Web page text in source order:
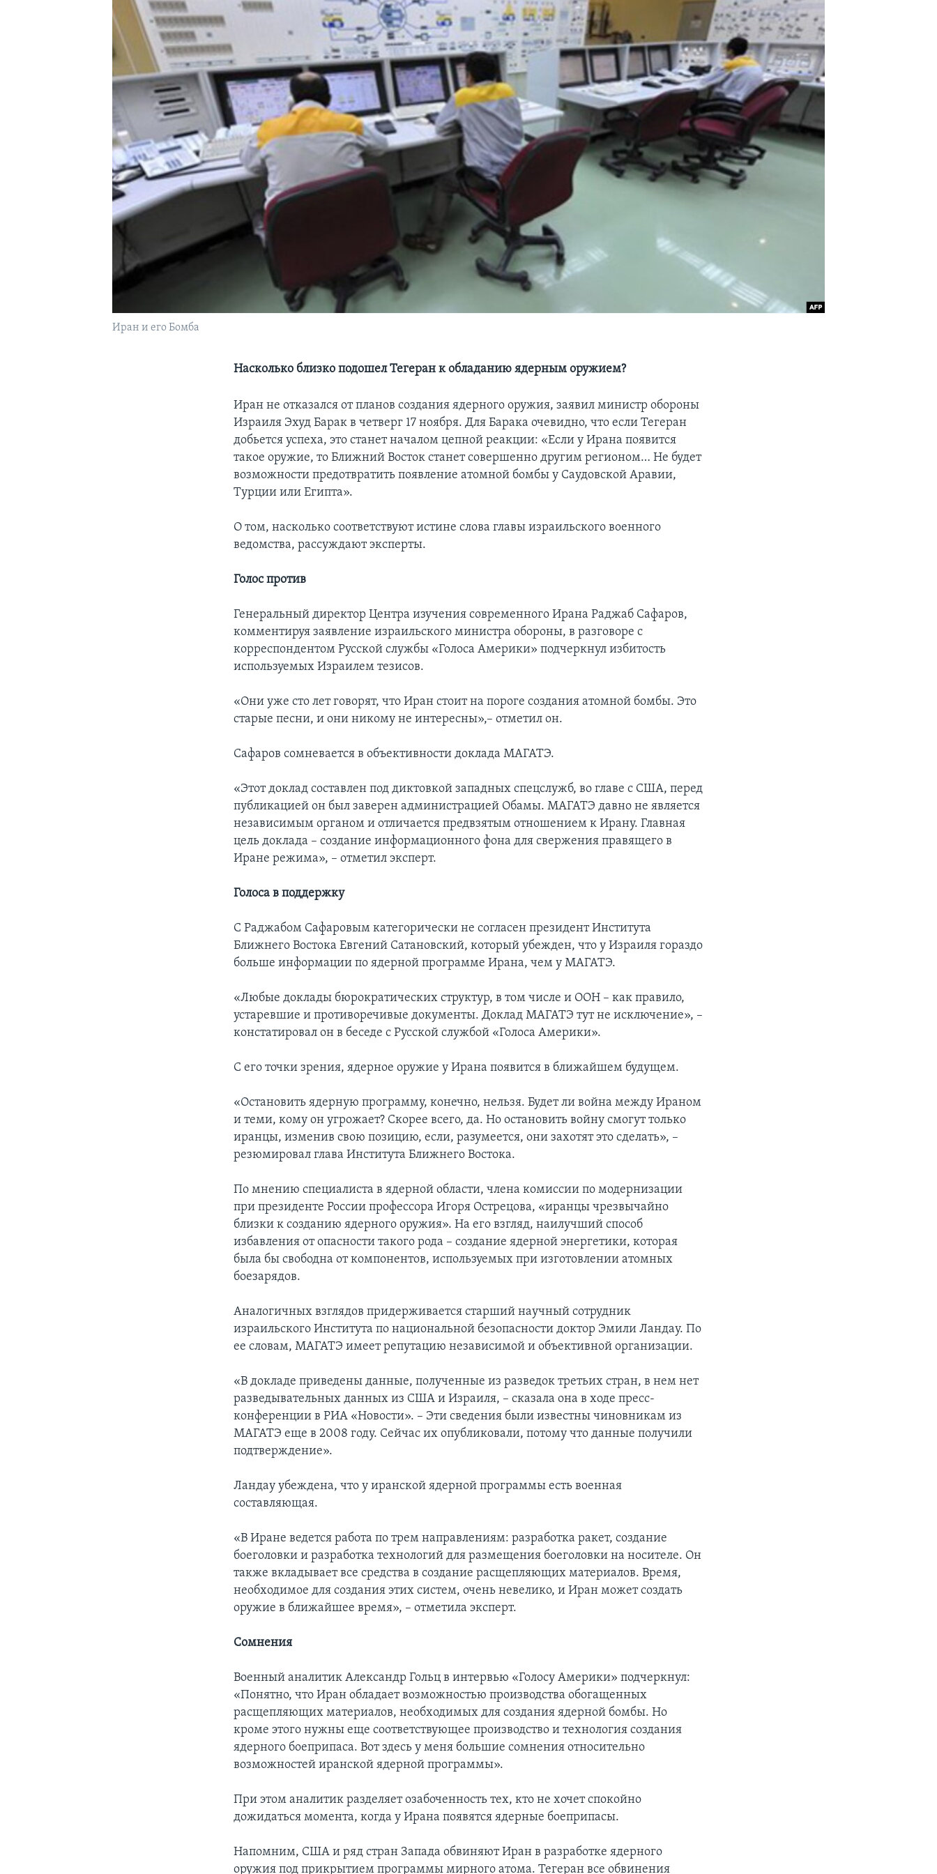
Иран и его Бомба
Насколько близко подошел Тегеран к обладанию ядерным оружием?
Иран не отказался от планов создания ядерного оружия, заявил министр обороны
Израиля Эхуд Барак в четверг 17 ноября. Для Барака очевидно, что если Тегеран
добьется успеха, это станет началом цепной реакции: «Если у Ирана появится
такое оружие, то Ближний Восток станет совершенно другим регионом… Не будет
возможности предотвратить появление атомной бомбы у Саудовской Аравии,
Турции или Египта».
О том, насколько соответствуют истине слова главы израильского военного
ведомства, рассуждают эксперты.
Голос против
Генеральный директор Центра изучения современного Ирана Раджаб Сафаров,
комментируя заявление израильского министра обороны, в разговоре с
корреспондентом Русской службы «Голоса Америки» подчеркнул избитость
используемых Израилем тезисов.
«Они уже сто лет говорят, что Иран стоит на пороге создания атомной бомбы. Это
старые песни, и они никому не интересны»,– отметил он.
Сафаров сомневается в объективности доклада МАГАТЭ.
«Этот доклад составлен под диктовкой западных спецслужб, во главе с США, перед
публикацией он был заверен администрацией Обамы. МАГАТЭ давно не является
независимым органом и отличается предвзятым отношением к Ирану. Главная
цель доклада – создание информационного фона для свержения правящего в
Иране режима», – отметил эксперт.
Голоса в поддержку
С Раджабом Сафаровым категорически не согласен президент Института
Ближнего Востока Евгений Сатановский, который убежден, что у Израиля гораздо
больше информации по ядерной программе Ирана, чем у МАГАТЭ.
«Любые доклады бюрократических структур, в том числе и ООН – как правило,
устаревшие и противоречивые документы. Доклад МАГАТЭ тут не исключение», –
констатировал он в беседе с Русской службой «Голоса Америки».
С его точки зрения, ядерное оружие у Ирана появится в ближайшем будущем.
«Остановить ядерную программу, конечно, нельзя. Будет ли война между Ираном
и теми, кому он угрожает? Скорее всего, да. Но остановить войну смогут только
иранцы, изменив свою позицию, если, разумеется, они захотят это сделать», –
резюмировал глава Института Ближнего Востока.
По мнению специалиста в ядерной области, члена комиссии по модернизации
при президенте России профессора Игоря Острецова, «иранцы чрезвычайно
близки к созданию ядерного оружия». На его взгляд, наилучший способ
избавления от опасности такого рода – создание ядерной энергетики, которая
была бы свободна от компонентов, используемых при изготовлении атомных
боезарядов.
Аналогичных взглядов придерживается старший научный сотрудник
израильского Института по национальной безопасности доктор Эмили Ландау. По
ее словам, МАГАТЭ имеет репутацию независимой и объективной организации.
«В докладе приведены данные, полученные из разведок третьих стран, в нем нет
разведывательных данных из США и Израиля, – сказала она в ходе пресс-
конференции в РИА «Новости». – Эти сведения были известны чиновникам из
МАГАТЭ еще в 2008 году. Сейчас их опубликовали, потому что данные получили
подтверждение».
Ландау убеждена, что у иранской ядерной программы есть военная
составляющая.
«В Иране ведется работа по трем направлениям: разработка ракет, создание
боеголовки и разработка технологий для размещения боеголовки на носителе. Он
также вкладывает все средства в создание расщепляющих материалов. Время,
необходимое для создания этих систем, очень невелико, и Иран может создать
оружие в ближайшее время», – отметила эксперт.
Сомнения
Военный аналитик Александр Гольц в интервью «Голосу Америки» подчеркнул:
«Понятно, что Иран обладает возможностью производства обогащенных
расщепляющих материалов, необходимых для создания ядерной бомбы. Но
кроме этого нужны еще соответствующее производство и технология создания
ядерного боеприпаса. Вот здесь у меня большие сомнения относительно
возможностей иранской ядерной программы».
При этом аналитик разделяет озабоченность тех, кто не хочет спокойно
дожидаться момента, когда у Ирана появятся ядерные боеприпасы.
Напомним, США и ряд стран Запада обвиняют Иран в разработке ядерного
оружия под прикрытием программы мирного атома. Тегеран все обвинения